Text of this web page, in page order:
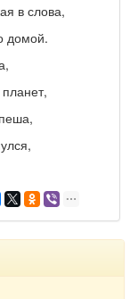
в слова,
домой.